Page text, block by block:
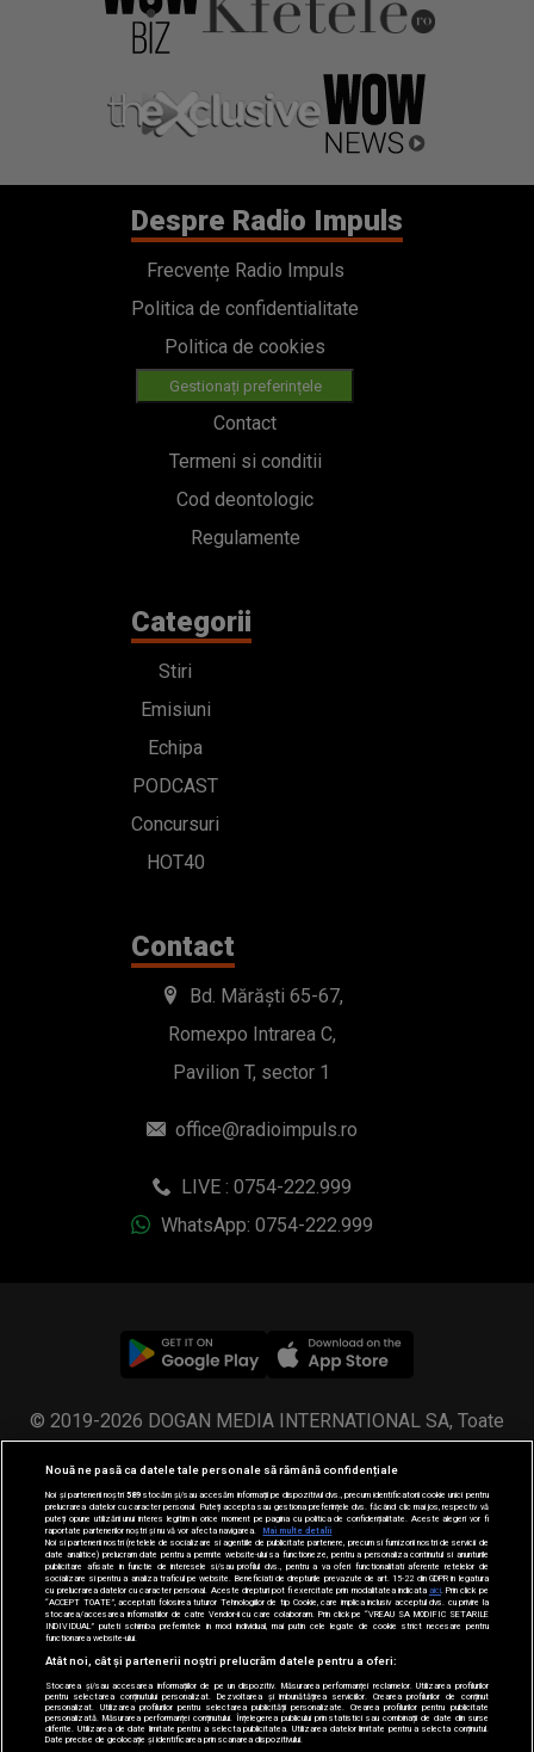
Despre Radio Impuls
Frecvențe Radio Impuls
Politica de confidentialitate
Politica de cookies
Gestionați preferințele
Contact
Termeni si conditii
Cod deontologic
Regulamente
Categorii
Stiri
Emisiuni
Echipa
PODCAST
Concursuri
HOT40
Contact
Bd. Mărăști 65-67,
Romexpo Intrarea C,
Pavilion T, sector 1
office@radioimpuls.ro
LIVE : 0754-222.999
WhatsApp: 0754-222.999
© 2019-2026 DOGAN MEDIA INTERNATIONAL SA, Toate
Nouă ne pasă ca datele tale personale să rămână confidențiale
Noi și partenerii noștri589stocăm și/sau accesăm informații pe dispozitivul dvs., precum identificatorii cookie unici pentru
prelucrarea datelor cu caracter personal. Puteți accepta sau gestiona preferințele dvs. făcând clic mai jos, respectiv vă
puteți opune utilizării unui interes legitim în orice moment pe pagina cu politica de confidențialitate. Aceste alegeri vor fi
raportate partenerilor noștri și nu vă vor afecta navigarea.
Mai multe detalii
Noi si partenerii nostri (retelele de socializare si agentiile de publicitate partenere, precum si furnizorii nostri de servicii de
date analitice) prelucram date pentru a permite website-ului sa functioneze, pentru a personaliza continutul si anunturile
publicitare afisate in functie de interesele si/sau profilul dvs., pentru a va oferi functionalitati aferente retelelor de
socializare si pentru a analiza traficul pe website. Beneficiati de drepturile prevazute de art. 15-22 din GDPR in legatura
cu prelucrarea datelor cu caracter personal. Aceste drepturi pot fi exercitate prin modalitatea indicataaici . Prin click pe
“ACCEPT TOATE”, acceptati folosirea tuturor Tehnologiilor de tip Cookie, care implica inclusiv acceptul dvs. cu privire la
stocarea/accesarea informatiilor de catre Vendor-ii cu care colaboram. Prin click pe “VREAU SA MODIFIC SETARILE
INDIVIDUAL” puteti schimba preferintele in mod individual, mai putin cele legate de cookie strict necesare pentru
functionarea website-ului.
Atât noi, cât și partenerii noștri prelucrăm datele pentru a oferi:
Stocarea și/sau accesarea informațiilor de pe un dispozitiv. Măsurarea performanței reclamelor. Utilizarea profilurilor
pentru selectarea conținutului personalizat. Dezvoltarea și îmbunătățirea serviciilor. Crearea profilurilor de conținut
personalizat. Utilizarea profilurilor pentru selectarea publicității personalizate. Crearea profilurilor pentru publicitate
personalizată. Măsurarea performanței conținutului. Înțelegerea publicului prin statistici sau combinații de date din surse
diferite. Utilizarea de date limitate pentru a selecta publicitatea. Utilizarea datelor limitate pentru a selecta conținutul.
Date precise de geolocație și identificarea prin scanarea dispozitivului.